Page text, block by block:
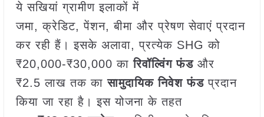
ये सखियां ग्रामीण इलाकों में
जमा, क्रेडिट, पेंशन, बीमा और प्रेषण सेवाएं प्रदान
कर रही हैं। इसके अलावा, प्रत्येक SHG को
₹20,000-₹30,000 कारिवॉल्विंग फंड और
₹2.5 लाख तक कासामुदायिक निवेश फंडप्रदान
किया जा रहा है। इस योजना के तहत